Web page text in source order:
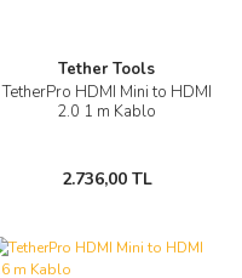
Tether Tools
TetherPro HDMI Mini to HDMI
2.0 1 m Kablo
2.736,00 TL